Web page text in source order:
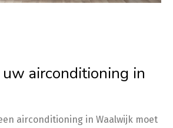
airconditioning in
airconditioning in Waalwijk moet